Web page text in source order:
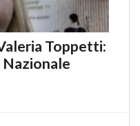
Toppetti: